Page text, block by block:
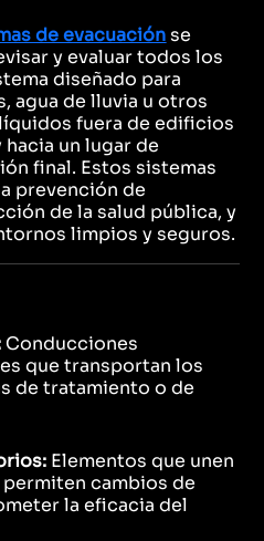
de evacuaciónse
y evaluar todos los
diseñado para
agua de lluvia u otros
fuera de edificios
un lugar de
final. Estos sistemas
prevención de
de la salud pública, y
limpios y seguros.
Conducciones
que transportan los
de tratamiento o de
Elementos que unen
cambios de
la eficacia del